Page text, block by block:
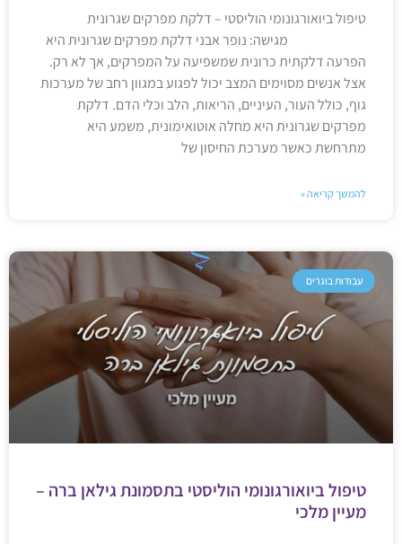
טיפול ביואורגונומי הוליסטי – דלקת מפרקים שגרונית
מגישה: נופר אבני דלקת מפרקים שגרונית היא
הפרעה דלקתית כרונית שמשפיעה על המפרקים, אך לא רק.
אצל אנשים מסוימים המצב יכול לפגוע במגוון רחב של מערכות
גוף, כולל העור, העיניים, הריאות, הלב וכלי הדם. דלקת
מפרקים שגרונית היא מחלה אוטואימונית, משמע היא
מתרחשת כאשר מערכת החיסון של
להמשך קריאה »
עבודות בוגרים
טיפול ביואורגונומי הוליסטי בתסמונת גילאן ברה –
מעיין מלכי